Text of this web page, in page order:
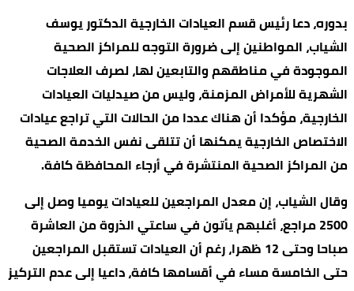
بدوره، دعا رئيس قسم العيادات الخارجية الدكتور يوسف
الشياب، المواطنين إلى ضرورة التوجه للمراكز الصحية
الموجودة في مناطقهم والتابعين لها، لصرف العلاجات
الشهرية للأمراض المزمنة، وليس من صيدليات العيادات
الخارجية، مؤكدا أن هناك عددا من الحالات التي تراجع عيادات
الاختصاص الخارجية يمكنها أن تتلقى نفس الخدمة الصحية
من المراكز الصحية المنتشرة في أرجاء المحافظة كافة.
وقال الشياب، إن معدل المراجعين للعيادات يوميا وصل إلى
2500 مراجع، أغلبهم يأتون في ساعتي الذروة من العاشرة
صباحا وحتى 12 ظهرا، رغم أن العيادات تستقبل المراجعين
حتى الخامسة مساء في أقسامها كافة، داعيا إلى عدم التركيز